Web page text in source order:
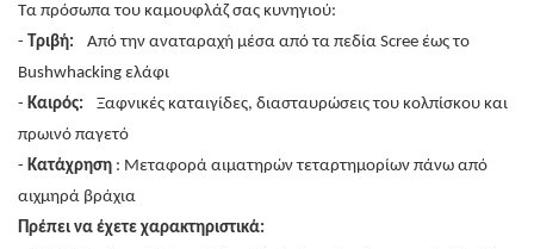
Τα πρόσωπα του καμουφλάζ σας κυνηγιού:
- Τριβή:
Από την αναταραχή μέσα από τα πεδία Scree έως το
Bushwhacking ελάφι
- Καιρός:
Ξαφνικές καταιγίδες, διασταυρώσεις του κολπίσκου και
πρωινό παγετό
- Κατάχρηση : Μεταφορά αιματηρών τεταρτημορίων πάνω από
αιχμηρά βράχια
Πρέπει να έχετε χαρακτηριστικά: